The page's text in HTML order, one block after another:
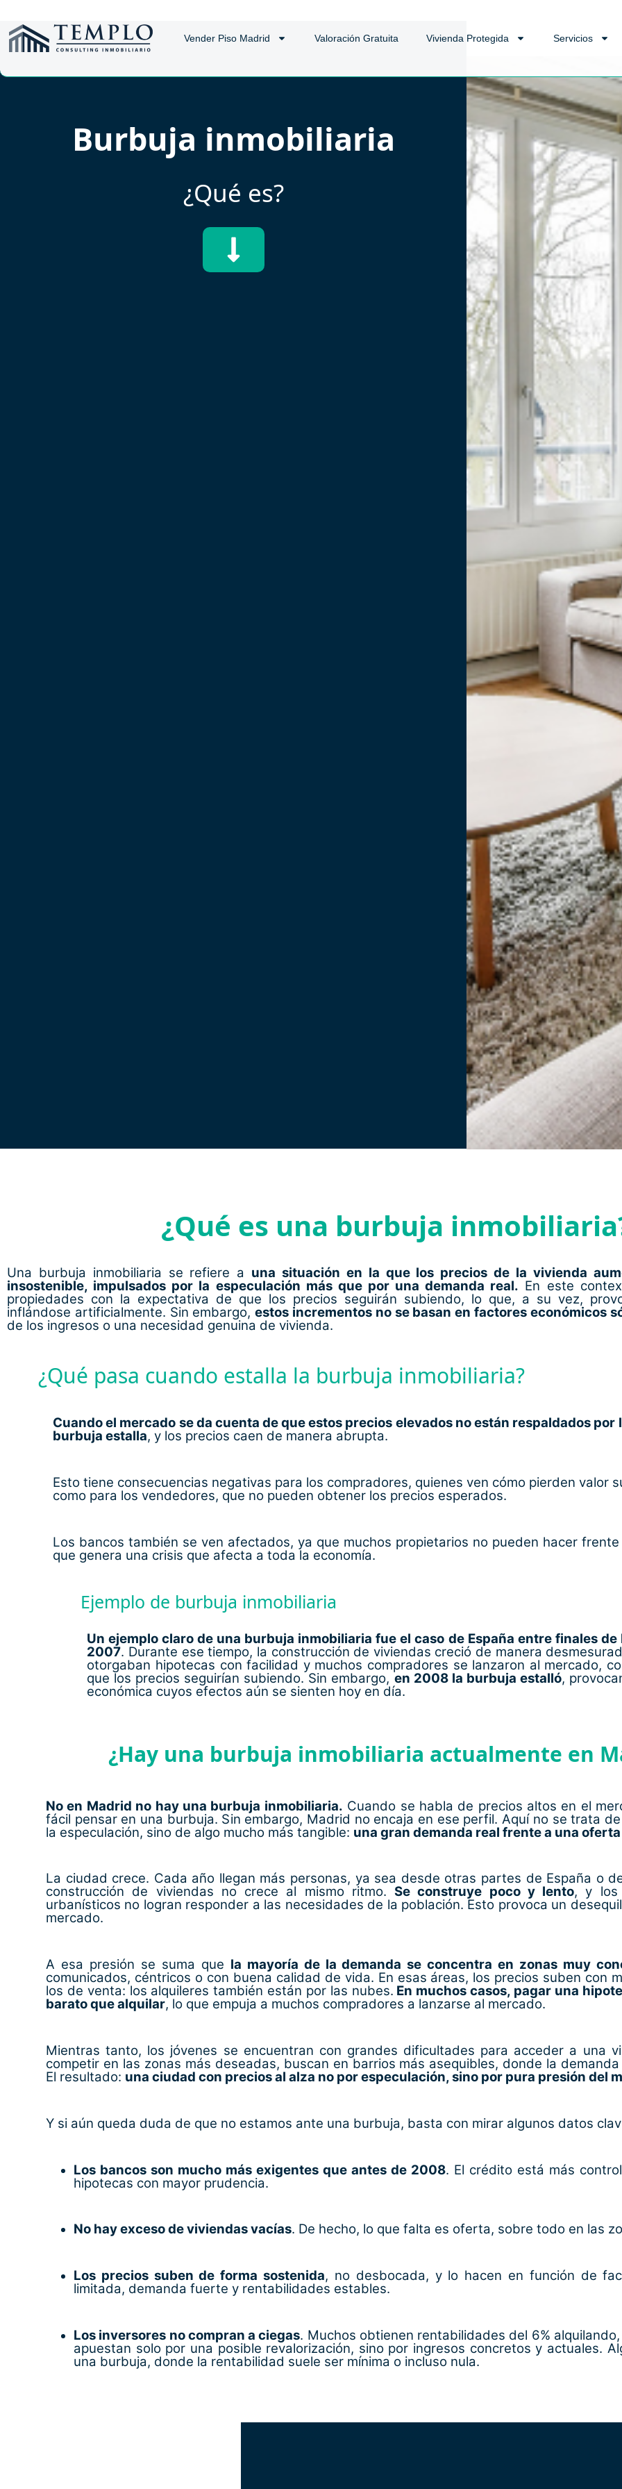
Vender Piso Madrid Valoración Gratuita Vivienda Protegida Servicios
Burbuja inmobiliaria
¿Qué es?
¿Qué es una burbuja
Una burbuja inmobiliaria se refiere a una situación en la que los precios de la vivienda
insostenible, impulsados por la especulación más que por una demanda real. En este
propiedades con la expectativa de que los precios seguirán subiendo, lo que, a su vez,
inflándose artificialmente. Sin embargo,estos incrementos no se basan en factores económicos
de los ingresos o una necesidad genuina de vivienda.
¿Qué pasa cuando estalla la burbuja inmobiliaria?
Cuando el mercado se da cuenta de que estos precios elevados no están respaldados por
burbuja estalla, y los precios caen de manera abrupta.
Esto tiene consecuencias negativas para los compradores, quienes ven cómo pierden valor
como para los vendedores, que no pueden obtener los precios esperados.
Los bancos también se ven afectados, ya que muchos propietarios no pueden hacer
que genera una crisis que afecta a toda la economía.
Ejemplo de burbuja inmobiliaria
Un ejemplo claro de una burbuja inmobiliaria fue el caso de España entre finales de
2007. Durante ese tiempo, la construcción de viviendas creció de manera
otorgaban hipotecas con facilidad y muchos compradores se lanzaron al mercado,
que los precios seguirían subiendo. Sin embargo, en 2008 la burbuja estalló,
económica cuyos efectos aún se sienten hoy en día.
¿Hay una burbuja inmobiliaria actualmente en
No en Madrid no hay una burbuja inmobiliaria. Cuando se habla de precios altos en el
fácil pensar en una burbuja. Sin embargo, Madrid no encaja en ese perfil. Aquí no se trata
la especulación, sino de algo mucho más tangible: una gran demanda real frente a una
La ciudad crece. Cada año llegan más personas, ya sea desde otras partes de España o
construcción de viviendas no crece al mismo ritmo. Se construye poco y lento, y los
urbanísticos no logran responder a las necesidades de la población. Esto provoca un
mercado.
A esa presión se suma que la mayoría de la demanda se concentra en zonas muy
comunicados, céntricos o con buena calidad de vida. En esas áreas, los precios suben con
los de venta: los alquileres también están por las nubes. En muchos casos, pagar una
barato que alquilar, lo que empuja a muchos compradores a lanzarse al mercado.
Mientras tanto, los jóvenes se encuentran con grandes dificultades para acceder a una
competir en las zonas más deseadas, buscan en barrios más asequibles, donde la
El resultado: una ciudad con precios al alza no por especulación, sino por pura presión del
Y si aún queda duda de que no estamos ante una burbuja, basta con mirar algunos datos
Los bancos son mucho más exigentes que antes de 2008. El crédito está más
hipotecas con mayor prudencia.
No hay exceso de viviendas vacías. De hecho, lo que falta es oferta, sobre todo en las
Los precios suben de forma sostenida, no desbocada, y lo hacen en función de
limitada, demanda fuerte y rentabilidades estables.
Los inversores no compran a ciegas. Muchos obtienen rentabilidades del 6%
apuestan solo por una posible revalorización, sino por ingresos concretos y actuales.
una burbuja, donde la rentabilidad suele ser mínima o incluso nula.